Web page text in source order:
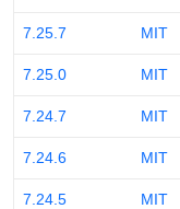
7.25.7 MIT
7.25.0 MIT
7.24.7 MIT
7.24.6 MIT
7.24.5 MIT